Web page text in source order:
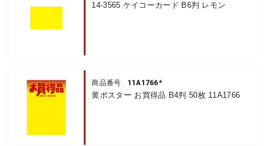
14-3565 ケイコーカード B6判 レモン
商品番号 11A1766*
黄ポスター お買得品 B4判 50枚 11A1766